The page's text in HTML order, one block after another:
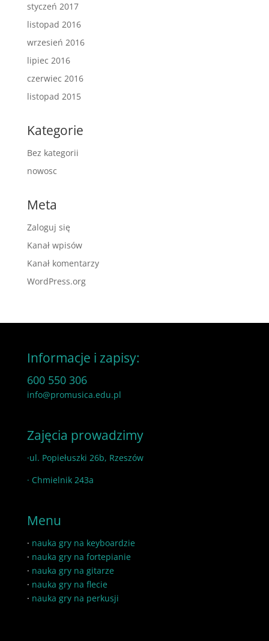
styczeń 2017
listopad 2016
wrzesień 2016
lipiec 2016
czerwiec 2016
listopad 2015
Kategorie
Bez kategorii
nowosc
Meta
Zaloguj się
Kanał wpisów
Kanał komentarzy
WordPress.org
Informacje i zapisy:
600 550 306
info@promusica.edu.pl
Zajęcia prowadzimy
·ul. Popiełuszki 26b, Rzeszów
· Chmielnik 243a
Menu
· nauka gry na keyboardzie
· nauka gry na fortepianie
· nauka gry na gitarze
· nauka gry na flecie
· nauka gry na perkusji